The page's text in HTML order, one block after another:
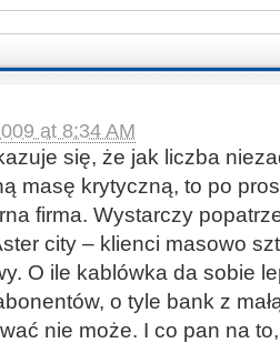
at 8:34 AM
się, że jak liczba
masę krytyczną, to po
firma. Wystarczy
city – klienci masowo
O ile kablówka da sobie
o tyle bank z
nie może. I co pan na